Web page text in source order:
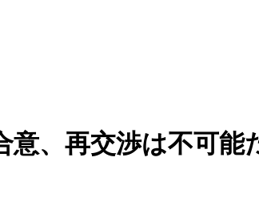
意、再交渉は不可能